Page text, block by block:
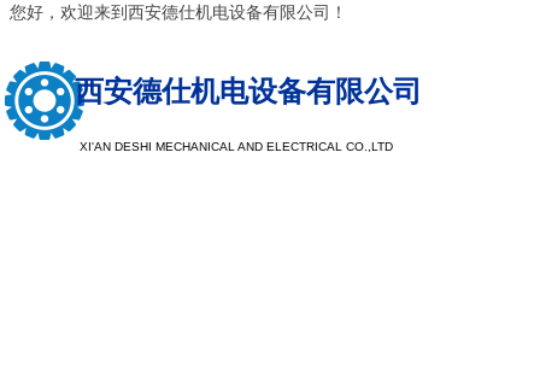
您好，欢迎来到西安德仕机电设备有限公司！
西安德仕机电设备有限公司
XI'AN DESHI MECHANICAL AND ELECTRICAL CO.,LTD